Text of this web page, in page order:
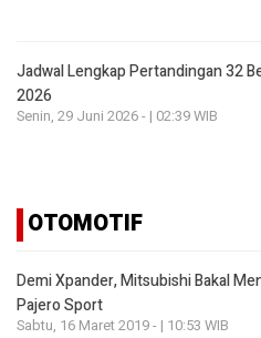
Jadwal Lengkap Pertandingan 32
2026
Senin, 29 Juni 2026 - | 02:39 WIB
OTOMOTIF
Demi Xpander, Mitsubishi Bakal
Pajero Sport
Sabtu, 16 Maret 2019 - | 10:53 WIB